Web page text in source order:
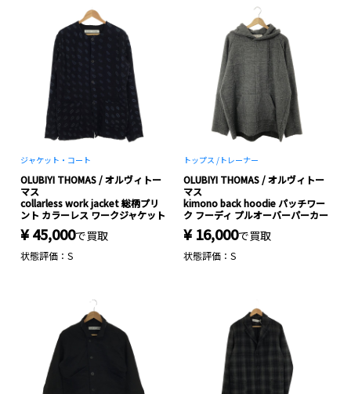
ジャケット・コート
OLUBIYI THOMAS / オルヴィトー
マス
collarless work jacket 総柄プリ
ント カラーレス ワークジャケット
¥ 45,000で買取
状態評価：S
トップス / トレーナー
OLUBIYI THOMAS / オルヴィトー
マス
kimono back hoodie パッチワー
ク フーディ プルオーバーパーカー
¥ 16,000で買取
状態評価：S